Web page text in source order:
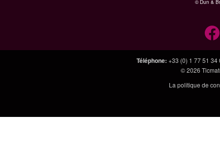
© Dun &
Téléphone: +33 (0) 1 77 51 34
© 2026
La politique de